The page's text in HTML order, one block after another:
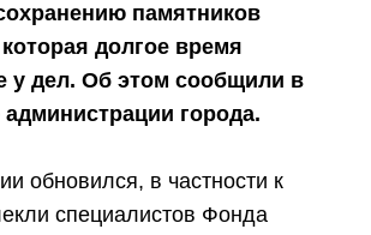
памятников
долгое время
у дел. Об этом сообщили в
города.
обновился, в частности к
специалистов Фонда